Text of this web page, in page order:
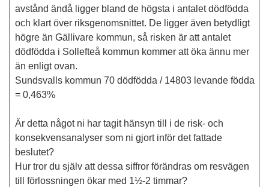
avstånd ändå ligger bland de högsta i antalet dödfödda
och klart över riksgenomsnittet. De ligger även betydligt
högre än Gällivare kommun, så risken är att antalet
dödfödda i Sollefteå kommun kommer att öka ännu mer
än enligt ovan.
Sundsvalls kommun 70 dödfödda / 14803 levande födda
= 0,463%
Är detta något ni har tagit hänsyn till i de risk- och
konsekvensanalyser som ni gjort inför det fattade
beslutet?
Hur tror du själv att dessa siffror förändras om resvägen
till förlossningen ökar med 1½-2 timmar?